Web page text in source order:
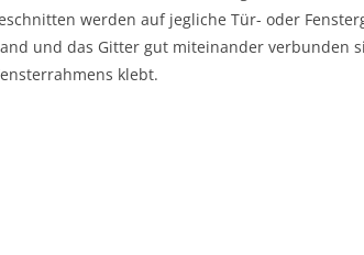
werden auf jegliche Tür- oder
und das Gitter gut miteinander verbunden
klebt.